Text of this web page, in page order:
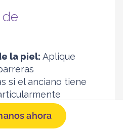
la piel: Aplique
si el anciano tiene
hay riesgo de
puede ayudar a
ahora